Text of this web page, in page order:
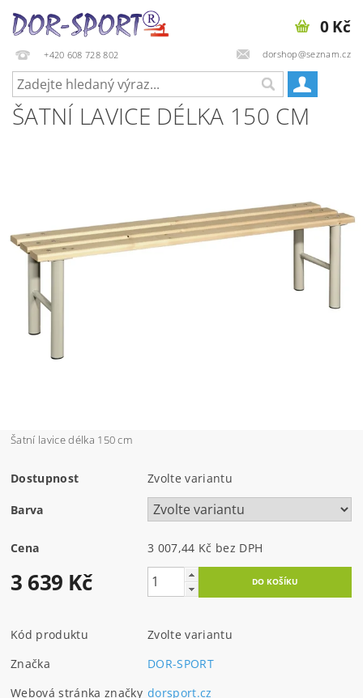
+420 608 728 802 dorshop@seznam.cz
0 Kč
ŠATNÍ LAVICE DÉLKA 150 CM
Šatní lavice délka 150 cm
Dostupnost Zvolte variantu
Barva
Cena 3 007,44 Kč bez DPH
3 639 Kč
Kód produktu
Zvolte variantu
Značka
DOR-SPORT
Webová stránka značky dorsport.cz